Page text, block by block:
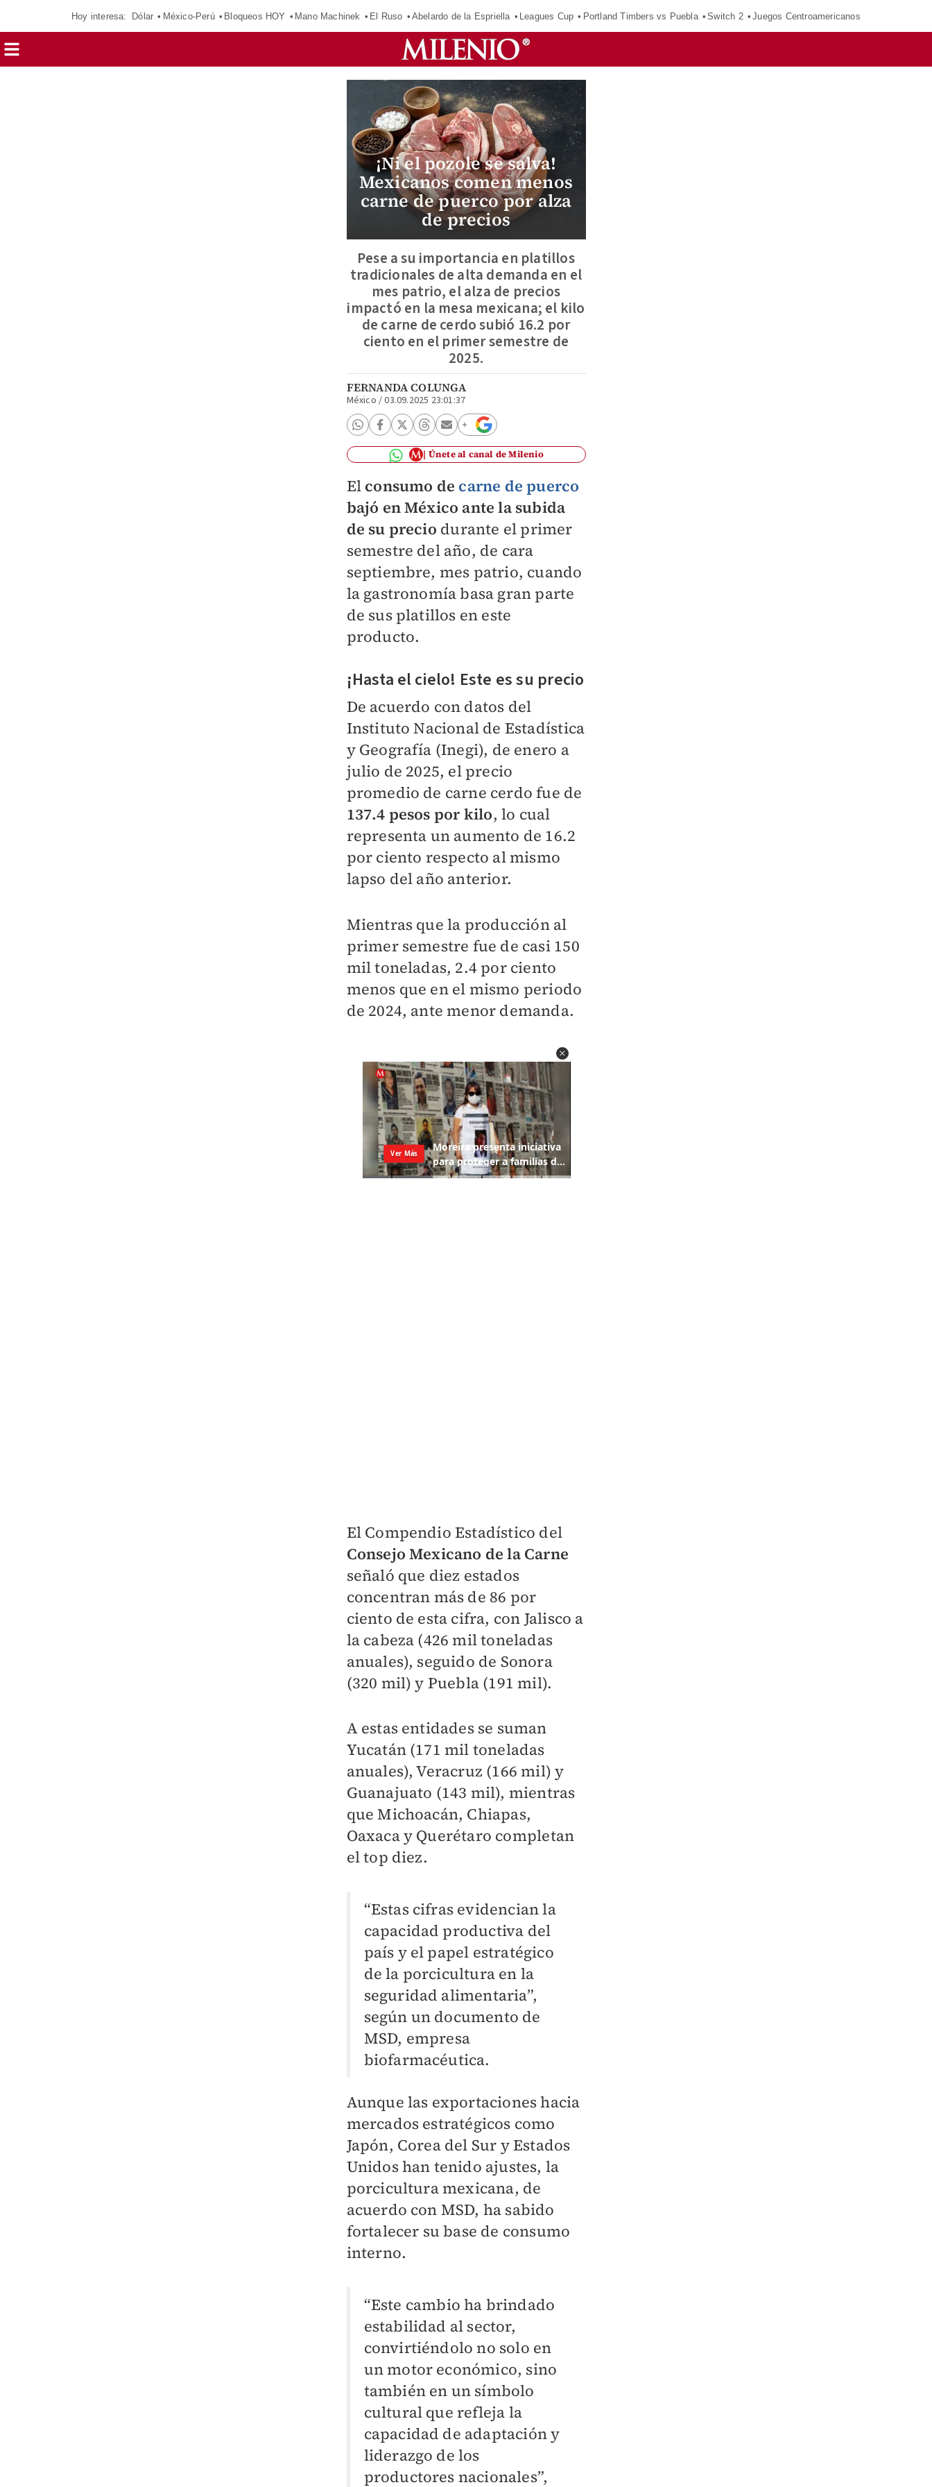
Hoy interesa: Dólar México-Perú Bloqueos HOY Mano Machinek El Ruso Abelardo de la Espriella Leagues Cup Portland Timbers vs Puebla Switch 2 Juegos Centroamericanos
¡Ni el pozole se salva!
Mexicanos comen menos
carne de puerco por alza
de precios
Pese a su importancia en platillos
tradicionales de alta demanda en el
mes patrio, el alza de precios
impactó en la mesa mexicana; el kilo
de carne de cerdo subió 16.2 por
ciento en el primer semestre de
2025.
FERNANDA COLUNGA
México /03.09.2025 23:01:37
Únete al canal de Milenio
El consumo de carne de puerco
bajó en México ante la subida
de su precio durante el primer
semestre del año, de cara
septiembre, mes patrio, cuando
la gastronomía basa gran parte
de sus platillos en este
producto.
¡Hasta el cielo! Este es su precio
De acuerdo con datos del
Instituto Nacional de Estadística
y Geografía (Inegi), de enero a
julio de 2025, el precio
promedio de carne cerdo fue de
137.4 pesos por kilo, lo cual
representa un aumento de 16.2
por ciento respecto al mismo
lapso del año anterior.
Mientras que la producción al
primer semestre fue de casi 150
mil toneladas, 2.4 por ciento
menos que en el mismo periodo
de 2024, ante menor demanda.
El Compendio Estadístico del
Consejo Mexicano de la Carne
señaló que diez estados
concentran más de 86 por
ciento de esta cifra, con Jalisco a
la cabeza (426 mil toneladas
anuales), seguido de Sonora
(320 mil) y Puebla (191 mil).
A estas entidades se suman
Yucatán (171 mil toneladas
anuales), Veracruz (166 mil) y
Guanajuato (143 mil), mientras
que Michoacán, Chiapas,
Oaxaca y Querétaro completan
el top diez.
“Estas cifras evidencian la
capacidad productiva del
país y el papel estratégico
de la porcicultura en la
seguridad alimentaria”,
según un documento de
MSD, empresa
biofarmacéutica.
Aunque las exportaciones hacia
mercados estratégicos como
Japón, Corea del Sur y Estados
Unidos han tenido ajustes, la
porcicultura mexicana, de
acuerdo con MSD, ha sabido
fortalecer su base de consumo
interno.
“Este cambio ha brindado
estabilidad al sector,
convirtiéndolo no solo en
un motor económico, sino
también en un símbolo
cultural que refleja la
capacidad de adaptación y
liderazgo de los
productores nacionales”,